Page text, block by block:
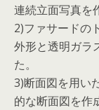
連続立面写真を
2)ファサードの
外形と透明ガラ
た。
3)断面図を用い
的な断面図を作